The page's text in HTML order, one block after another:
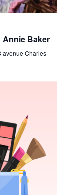
Baker
avenue Charles